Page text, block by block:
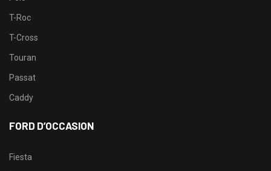
T-Roc
T-Cross
Touran
Passat
Caddy
FORD D’OCCASION
Fiesta